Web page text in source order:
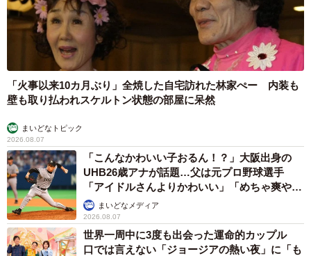
「火事以来10カ月ぶり」全焼した自宅訪れた林家ぺー 内装も
壁も取り払われスケルトン状態の部屋に呆然
まいどなトピック
2026.08.07
「こんなかわいい子おるん！？」大阪出身の
UHB26歳アナが話題…父は元プロ野球選手
「アイドルさんよりかわいい」「めちゃ爽や
か」まいどなメディア
2026.08.07
世界一周中に3度も出会った運命的カップル
口では言えない「ジョージアの熱い夜」に「も